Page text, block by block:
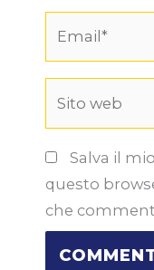
Salva il
questo
che